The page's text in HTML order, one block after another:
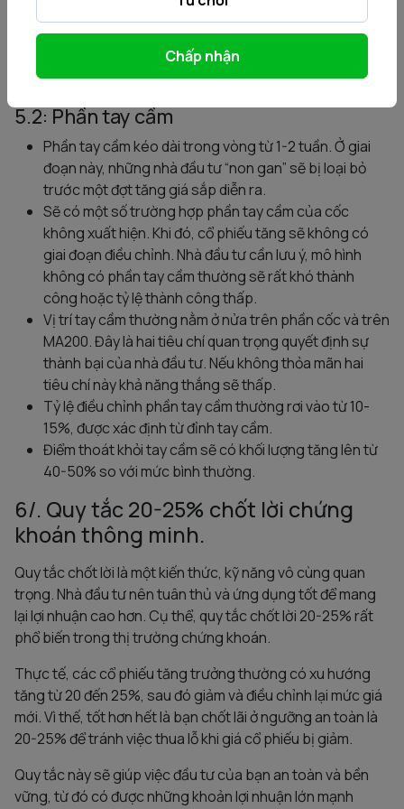
Phần cốc có dạng hình chữ U sẽ uy tín và đáng tin cậy
hơn khi nó mang hình chữ V.
Đỉnh cốc bên phải và bên trái có thể bằng hoặc khác
nhau.
5.2: Phần tay cầm
Phần tay cầm kéo dài trong vòng từ 1-2 tuần. Ở giai
đoạn này, những nhà đầu tư “non gan” sẽ bị loại bỏ
trước một đợt tăng giá sắp diễn ra.
Sẽ có một số trường hợp phần tay cầm của cốc
không xuất hiện. Khi đó, cổ phiếu tăng sẽ không có
giai đoạn điều chỉnh. Nhà đầu tư cần lưu ý, mô hình
không có phần tay cầm thường sẽ rất khó thành
công hoặc tỷ lệ thành công thấp.
Vị trí tay cầm thường nằm ở nửa trên phần cốc và trên
MA200. Đây là hai tiêu chí quan trọng quyết định sự
thành bại của nhà đầu tư. Nếu không thỏa mãn hai
tiêu chí này khả năng thắng sẽ thấp.
Tỷ lệ điều chỉnh phần tay cầm thường rơi vào từ 10-
15%, được xác định từ đỉnh tay cầm.
Điểm thoát khỏi tay cầm sẽ có khối lượng tăng lên từ
40-50% so với mức bình thường.
6/. Quy tắc 20-25% chốt lời chứng
khoán thông minh.
Quy tắc chốt lời là một kiến thức, kỹ năng vô cùng quan
trọng. Nhà đầu tư nên tuân thủ và ứng dụng tốt để mang
lại lợi nhuận cao hơn. Cụ thể, quy tắc chốt lời 20-25% rất
phổ biến trong thị trường chứng khoán.
Thực tế, các cổ phiếu tăng trưởng thường có xu hướng
tăng từ 20 đến 25%, sau đó giảm và điều chỉnh lại mức giá
mới. Vì thế, tốt hơn hết là bạn chốt lãi ở ngưỡng an toàn là
20-25% để tránh việc thua lỗ khi giá cổ phiếu bị giảm.
Quy tắc này sẽ giúp việc đầu tư của bạn an toàn và bền
vững, từ đó có được những khoản lợi nhuận lớn mạnh
Chấp nhận